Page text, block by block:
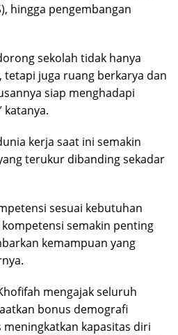
hingga pengembangan
sekolah tidak hanya
juga ruang berkarya dan
siap menghadapi
katanya.
kerja saat ini semakin
terukur dibanding sekadar
sesuai kebutuhan
semakin penting
kemampuan yang
mengajak seluruh
bonus demografi
kapasitas diri